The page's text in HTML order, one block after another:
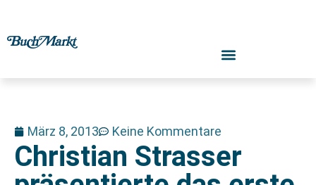
März 8, 2013 Keine Kommentare
Christian Strasser